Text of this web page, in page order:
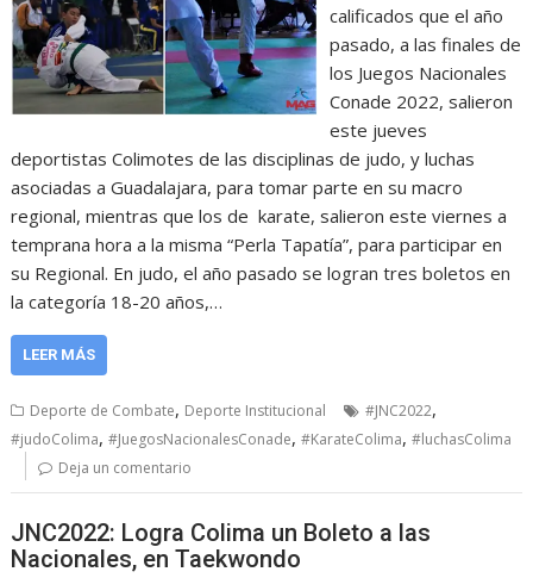
calificados que el año
pasado, a las finales de
los Juegos Nacionales
Conade 2022, salieron
este jueves
deportistas Colimotes de las disciplinas de judo, y luchas
asociadas a Guadalajara, para tomar parte en su macro
regional, mientras que los de karate, salieron este viernes a
temprana hora a la misma “Perla Tapatía”, para participar en
su Regional. En judo, el año pasado se logran tres boletos en
la categoría 18-20 años,…
LEER MÁS
Deporte de Combate, Deporte Institucional #JNC2022,
#judoColima,#JuegosNacionalesConade,#KarateColima,#luchasColima
Deja un comentario
JNC2022: Logra Colima un Boleto a las
Nacionales, en Taekwondo